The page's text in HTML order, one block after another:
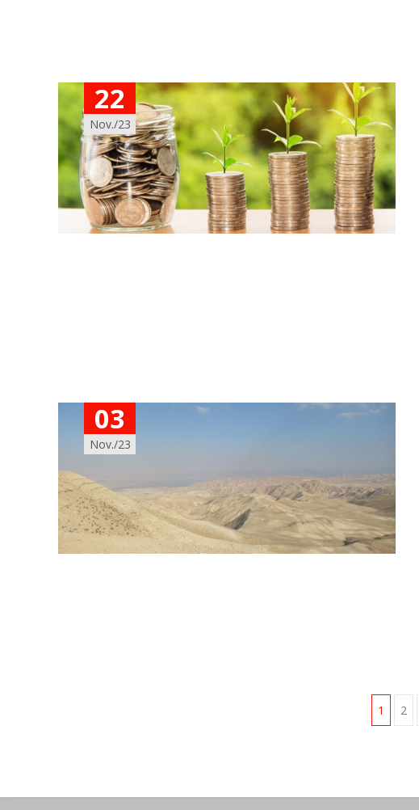
22
Nov./23
03
Nov./23
1 2